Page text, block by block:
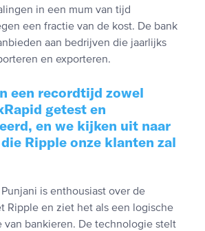
in een mum van tijd
een fractie van de kost. De bank
aan bedrijven die jaarlijks
en exporteren.
een recordtijd zowel
getest en
en we kijken uit naar
Ripple onze klanten zal
is enthousiast over de
Ripple en ziet het als een logische
van bankieren. De technologie stelt